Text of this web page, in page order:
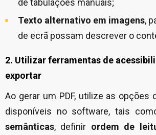
de tabulações manuais;
Texto alternativo em imagens,
de ecrã possam descrever o
2. Utilizar ferramentas de
exportar
Ao gerar um PDF, utilize as opções
disponíveis no software, tais
semânticas, definir ordem de